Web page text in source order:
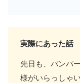
実際にあった話
先日も、バンパ
様がいらっしゃ